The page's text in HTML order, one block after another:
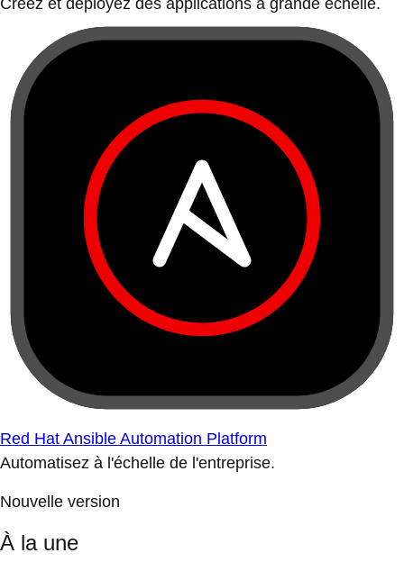
Créez et déployez des applications à grande échelle.
Red Hat Ansible Automation Platform
Automatisez à l'échelle de l'entreprise.
Nouvelle version
À la une